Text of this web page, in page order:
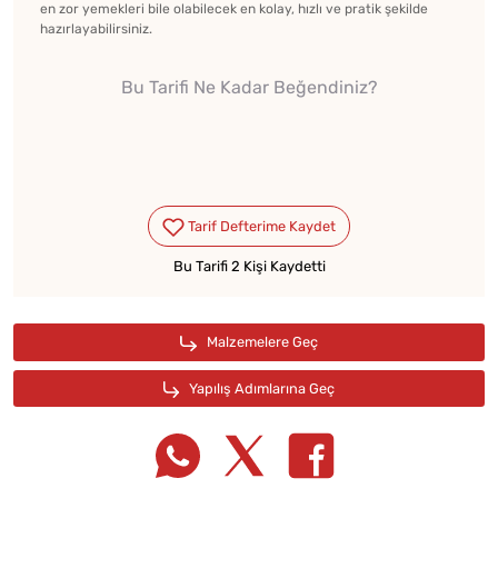
en zor yemekleri bile olabilecek en kolay, hızlı ve pratik şekilde
hazırlayabilirsiniz.
Bu Tarifi Ne Kadar Beğendiniz?
Bu Tarifi 2 Kişi Kaydetti